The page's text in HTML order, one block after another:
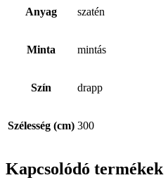
Anyag szatén
Minta mintás
Szín drapp
Szélesség (cm) 300
Kapcsolódó termékek